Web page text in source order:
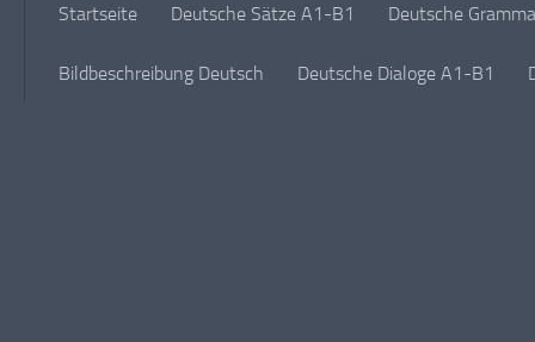
Startseite Deutsche Sätze A1-B1 Deutsche
Bildbeschreibung Deutsch Deutsche Dialoge A1-B1